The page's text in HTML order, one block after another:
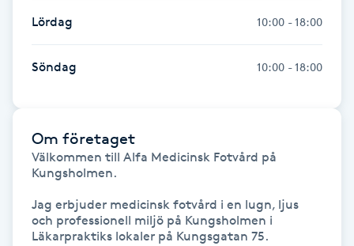
Hollywood Peel
Hot Stone Massage
Hudföryngring
Huduppstramning
Lördag 10:00 - 18:00
Söndag 10:00 - 18:00
Om företaget
Välkommen till Alfa Medicinsk Fotvård på
Kungsholmen.
Jag erbjuder medicinsk fotvård i en lugn, ljus
och professionell miljö på Kungsholmen i
Läkarpraktiks lokaler på Kungsgatan 75.